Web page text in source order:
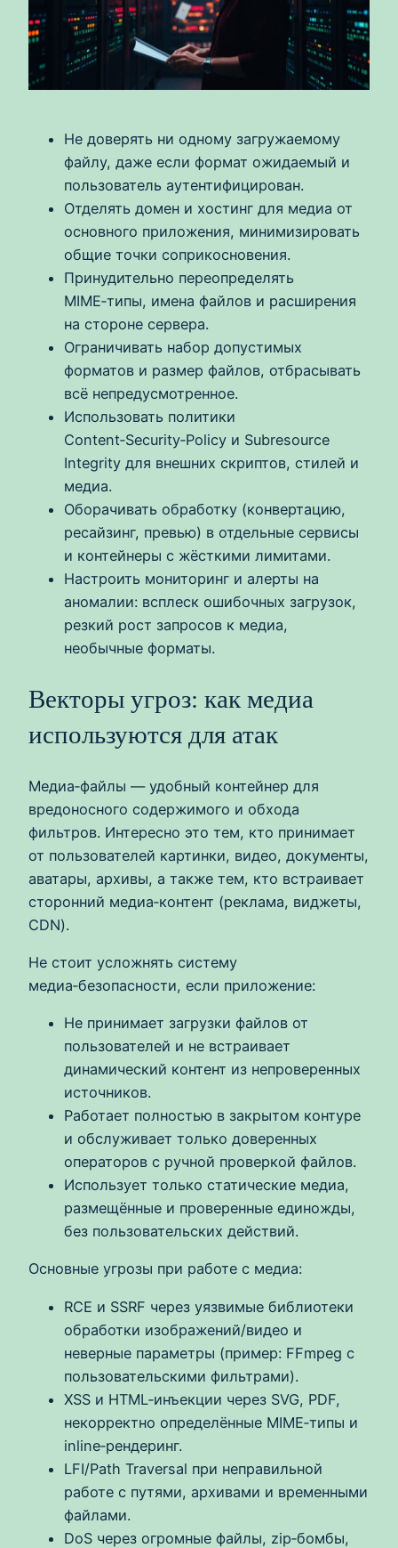
Не доверять ни одному загружаемому
файлу, даже если формат ожидаемый и
пользователь аутентифицирован.
Отделять домен и хостинг для медиа от
основного приложения, минимизировать
общие точки соприкосновения.
Принудительно переопределять
MIME‑типы, имена файлов и расширения
на стороне сервера.
Ограничивать набор допустимых
форматов и размер файлов, отбрасывать
всё непредусмотренное.
Использовать политики
Content‑Security‑Policy и Subresource
Integrity для внешних скриптов, стилей и
медиа.
Оборачивать обработку (конвертацию,
ресайзинг, превью) в отдельные сервисы
и контейнеры с жёсткими лимитами.
Настроить мониторинг и алерты на
аномалии: всплеск ошибочных загрузок,
резкий рост запросов к медиа,
необычные форматы.
Векторы угроз: как медиа
используются для атак
Медиа‑файлы — удобный контейнер для
вредоносного содержимого и обхода
фильтров. Интересно это тем, кто принимает
от пользователей картинки, видео, документы,
аватары, архивы, а также тем, кто встраивает
сторонний медиа‑контент (реклама, виджеты,
CDN).
Не стоит усложнять систему
медиа‑безопасности, если приложение:
Не принимает загрузки файлов от
пользователей и не встраивает
динамический контент из непроверенных
источников.
Работает полностью в закрытом контуре
и обслуживает только доверенных
операторов с ручной проверкой файлов.
Использует только статические медиа,
размещённые и проверенные единожды,
без пользовательских действий.
Основные угрозы при работе с медиа:
RCE и SSRF через уязвимые библиотеки
обработки изображений/видео и
неверные параметры (пример: FFmpeg с
пользовательскими фильтрами).
XSS и HTML‑инъекции через SVG, PDF,
некорректно определённые MIME‑типы и
inline‑рендеринг.
LFI/Path Traversal при неправильной
работе с путями, архивами и временными
файлами.
DoS через огромные файлы, zip‑бомбы,